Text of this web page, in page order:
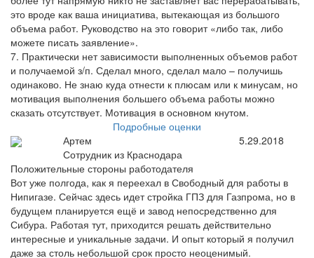
это вроде как ваша инициатива, вытекающая из большого
объема работ. Руководство на это говорит «либо так, либо
можете писать заявление».
7. Практически нет зависимости выполненных объемов работ
и получаемой з/п. Сделал много, сделал мало – получишь
одинаково. Не знаю куда отнести к плюсам или к минусам, но
мотивация выполнения большего объема работы можно
сказать отсутствует. Мотивация в основном кнутом.
Подробные оценки
Артем
Сотрудник из Краснодара
5.29.2018
Положительные стороны работодателя
Вот уже полгода, как я переехал в Свободный для работы в
Нипигазе. Сейчас здесь идет стройка ГПЗ для Газпрома, но в
будущем планируется ещё и завод непосредственно для
Сибура. Работая тут, приходится решать действительно
интересные и уникальные задачи. И опыт который я получил
даже за столь небольшой срок просто неоценимый.